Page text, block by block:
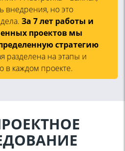
внедрения, но это
За 7 лет работы и
проектов мы
стратегию
разделена на этапы и
в каждом проекте.